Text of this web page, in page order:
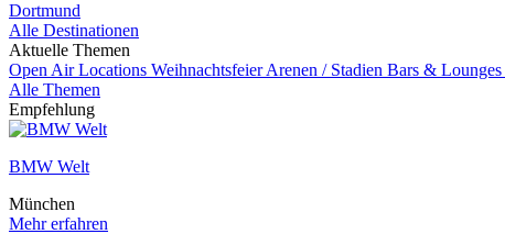
Dortmund
Alle Destinationen
Aktuelle Themen
Open Air Locations WeihnachtsfeierArenen / Stadien Bars & Lounges
Alle Themen
Empfehlung
BMW Welt
München
Mehr erfahren